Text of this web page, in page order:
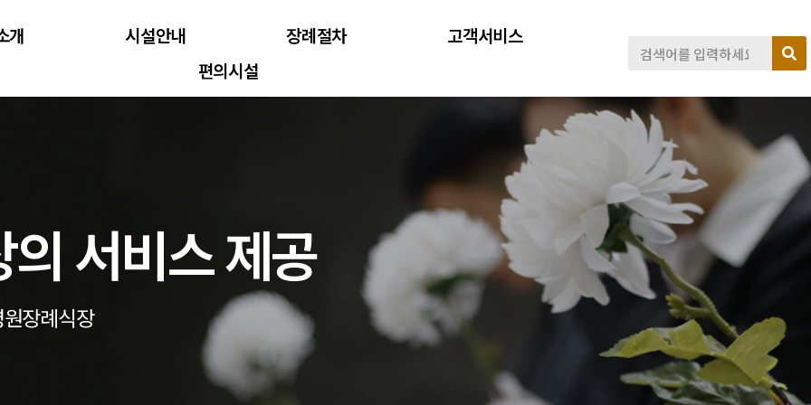
개 시설안내 장례절차
고객서비스
편의시설